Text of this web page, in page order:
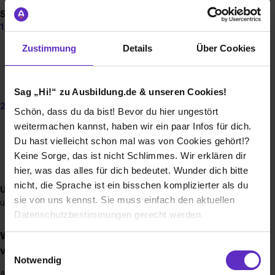
Zustimmung Details Über Cookies
Sag „Hi!“ zu Ausbildung.de & unseren Cookies!
Schön, dass du da bist! Bevor du hier ungestört
weitermachen kannst, haben wir ein paar Infos für dich.
Du hast vielleicht schon mal was von Cookies gehört!?
Keine Sorge, das ist nicht Schlimmes. Wir erklären dir
hier, was das alles für dich bedeutet. Wunder dich bitte
nicht, die Sprache ist ein bisschen komplizierter als du
sie von uns kennst. Sie muss einfach den aktuellen
Datenschutzbestimmungen gerecht werden.
Einwilligungsauswahl
Notwendig
Starte jetzt deinen Weg zu uns – so einfach geht’s:
erstes Videointerview. Keine Sorge – das dauert nur ca.
30 Minuten. Wir wollen einfach dich und deine Story
Persönliches Treffen in Teltow
Wenn alles passt, laden wir dich zu uns ein. Vor Ort kannst
du erste Kolleginnen und Kollegen kennenlernen, einen
Blick hinter die Kulissen werfen und alle deine Fragen
stellen. So bekommst du ein echtes Gefühl dafür, wie es
ist, bei uns zu arbeiten.
Unser Ziel:Wir möchten dich kennenlernen – ganz
unkompliziert und ohne Stress. Zeig uns, wer du bist!
Wie werden Ausbildungsstellen bei Ihnen
vergütet?